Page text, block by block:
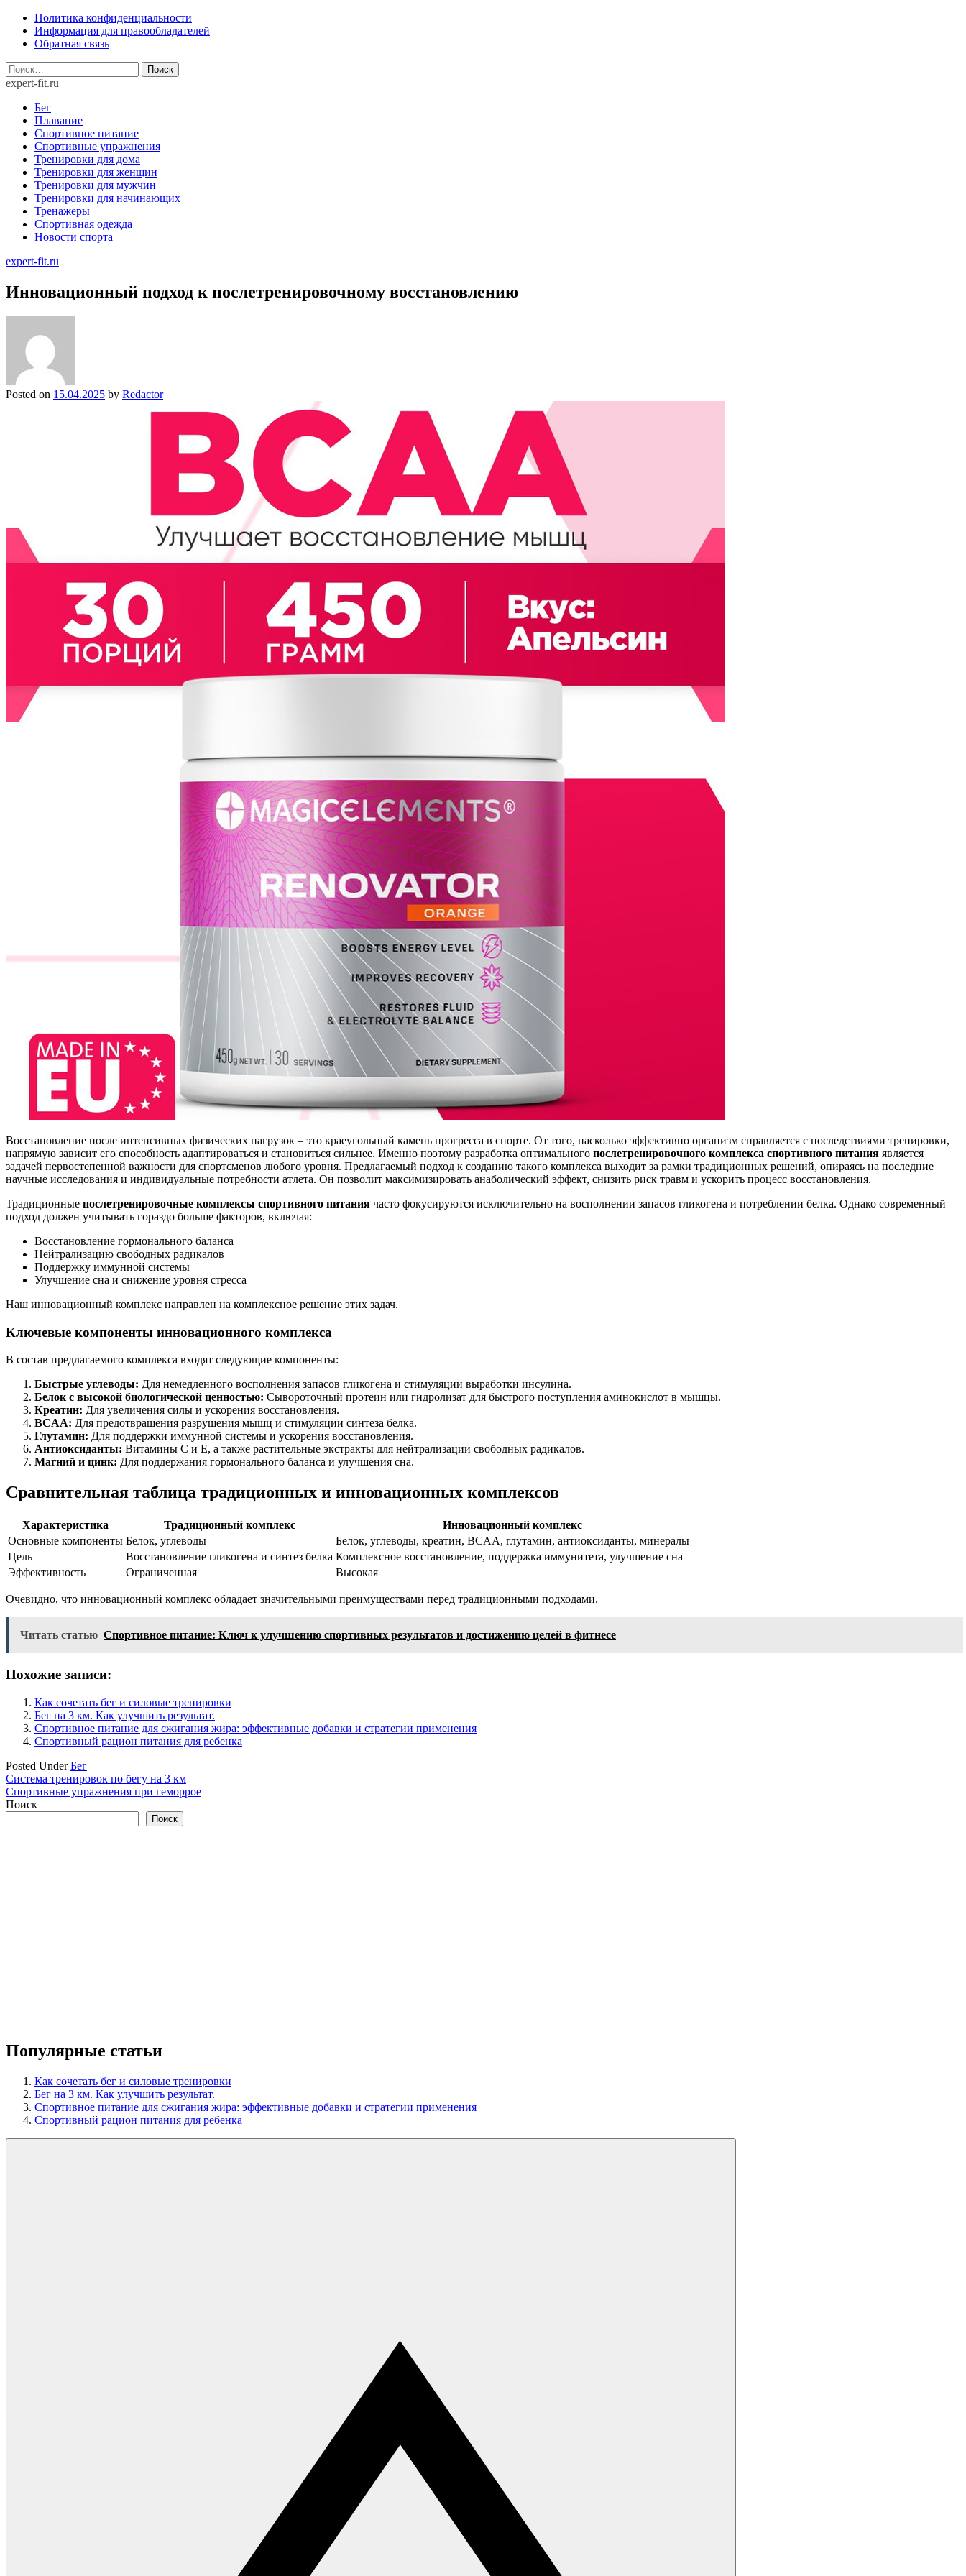
Skip
content
Политика конфиденциальности
Информация для правообладателей
Обратная связь
Найти:
expert-fit.ru
Бег
Плавание
Спортивное питание
Спортивные упражнения
Тренировки для дома
Тренировки для женщин
Тренировки для мужчин
Тренировки для начинающих
Тренажеры
Спортивная одежда
Новости спорта
expert-fit.ru
Инновационный подход к послетренировочному восстановлению
Posted on 15.04.2025 by Redactor
Восстановление после интенсивных физических нагрузок – это краеугольный камень прогресса в спорте. От того, насколько эффективно организм справляется с последствиями тренировки,
напрямую зависит его способность адаптироваться и становиться сильнее. Именно поэтому разработка оптимального послетренировочного комплекса спортивного питания является
задачей первостепенной важности для спортсменов любого уровня. Предлагаемый подход к созданию такого комплекса выходит за рамки традиционных решений, опираясь на последние
научные исследования и индивидуальные потребности атлета. Он позволит максимизировать анаболический эффект, снизить риск травм и ускорить процесс восстановления.
Традиционные послетренировочные комплексы спортивного питания часто фокусируются исключительно на восполнении запасов гликогена и потреблении белка. Однако современный
подход должен учитывать гораздо больше факторов, включая:
Восстановление гормонального баланса
Нейтрализацию свободных радикалов
Поддержку иммунной системы
Улучшение сна и снижение уровня стресса
Наш инновационный комплекс направлен на комплексное решение этих задач.
Ключевые компоненты инновационного комплекса
В состав предлагаемого комплекса входят следующие компоненты:
Быстрые углеводы: Для немедленного восполнения запасов гликогена и стимуляции выработки инсулина.
Белок с высокой биологической ценностью: Сывороточный протеин или гидролизат для быстрого поступления аминокислот в мышцы.
Креатин: Для увеличения силы и ускорения восстановления.
BCAA: Для предотвращения разрушения мышц и стимуляции синтеза белка.
Глутамин: Для поддержки иммунной системы и ускорения восстановления.
Антиоксиданты: Витамины C и E, а также растительные экстракты для нейтрализации свободных радикалов.
Магний и цинк: Для поддержания гормонального баланса и улучшения сна.
Сравнительная таблица традиционных и инновационных комплексов
Характеристика Традиционный комплекс
Инновационный комплекс
Основные компоненты Белок, углеводы
Белок, углеводы, креатин, BCAA, глутамин, антиоксиданты, минералы
Цель
Восстановление гликогена и синтез белка Комплексное восстановление, поддержка иммунитета, улучшение сна
Эффективность
Ограниченная Высокая
Очевидно, что инновационный комплекс обладает значительными преимуществами перед традиционными подходами.
Читать статью Спортивное питание: Ключ к улучшению спортивных результатов и достижению целей в фитнесе
Похожие записи:
Как сочетать бег и силовые тренировки
Бег на 3 км. Как улучшить результат.
Спортивное питание для сжигания жира: эффективные добавки и стратегии применения
Спортивный рацион питания для ребенка
Posted UnderБег
Навигация
по
Система тренировок по бегу на 3 км
Спортивные упражнения при геморрое
Поиск
Поиск
Популярные статьи
Как сочетать бег и силовые тренировки
Бег на 3 км. Как улучшить результат.
Спортивное питание для сжигания жира: эффективные добавки и стратегии применения
Спортивный рацион питания для ребенка